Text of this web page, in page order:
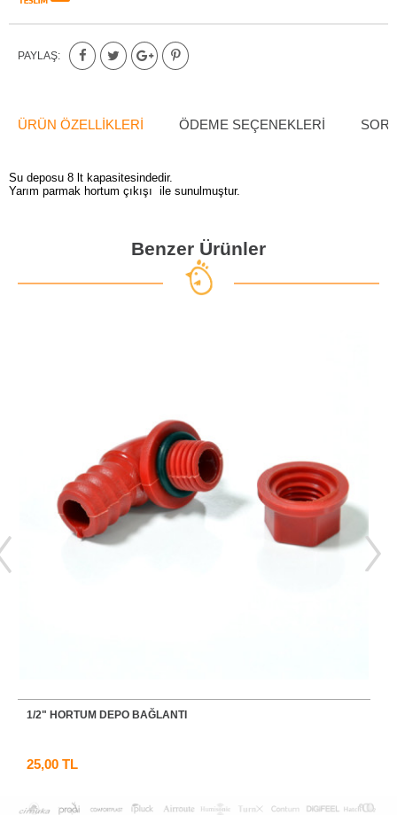
PAYLAŞ:
ÜRÜN ÖZELLIKLERI ÖDEME SEÇENEKLERI
Su deposu 8 lt kapasitesindedir.
Yarım parmak hortum çıkışı ile sunulmuştur.
Benzer Ürünler
SU DEPOSU 4 LT